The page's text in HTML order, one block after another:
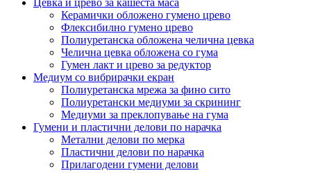
Керамички обложено гумено црево
Флексибилно гумено црево
Полиуретанска обложена челична цевка
Челична цевка обложена со гума
Гумен лакт и црево за редуктор
Медиум со вибрирачки екран
Полиуретанска мрежа за фино сито
Полиуретански медиуми за скрининг
Медиуми за преклопување на гума
Гумени и пластични делови по нарачка
Метални делови по мерка
Пластични делови по нарачка
Прилагодени гумени делови